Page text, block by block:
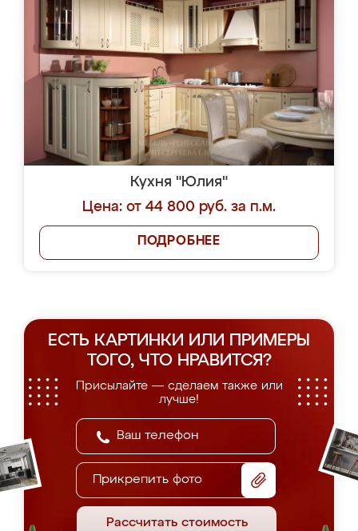
Кухня "Юлия"
Цена: от 44 800 руб. за п.м.
ПОДРОБНЕЕ
ЕСТЬ КАРТИНКИ ИЛИ ПРИМЕРЫ
ТОГО, ЧТО НРАВИТСЯ?
Присылайте — сделаем также или
лучше!
Прикрепить фото
Рассчитать стоимость